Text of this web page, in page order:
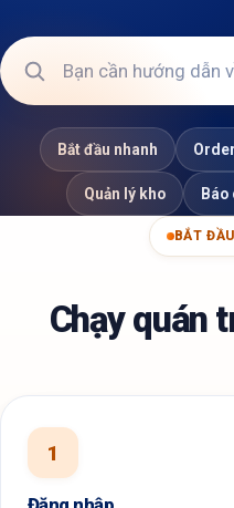
Bắt đầu nhanh
Quản lý kho Báo
BẮT
Chạy quán
1